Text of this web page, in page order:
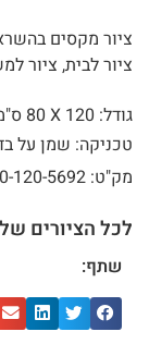
ציור מקסים
ציור לבית, ציור למשרד, 80/120,
גודל: 120 X
80 ס"מ
טכניקה: שמן על
מק"ט: 1-80-120-5692
לכל הציורים של Faga לחצו כאן
שתף: